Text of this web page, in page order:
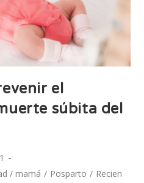
el
súbita del
/ mamá / Posparto / Recien